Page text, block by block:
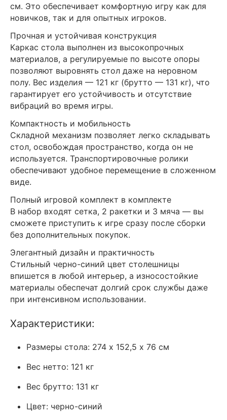
см. Это обеспечивает комфортную игру как для
новичков, так и для опытных игроков.
Прочная и устойчивая конструкция
Каркас стола выполнен из высокопрочных
материалов, а регулируемые по высоте опоры
позволяют выровнять стол даже на неровном
полу. Вес изделия — 121 кг (брутто — 131 кг), что
гарантирует его устойчивость и отсутствие
вибраций во время игры.
Компактность и мобильность
Складной механизм позволяет легко складывать
стол, освобождая пространство, когда он не
используется. Транспортировочные ролики
обеспечивают удобное перемещение в сложенном
виде.
Полный игровой комплект в комплекте
В набор входят сетка, 2 ракетки и 3 мяча — вы
сможете приступить к игре сразу после сборки
без дополнительных покупок.
Элегантный дизайн и практичность
Стильный черно-синий цвет столешницы
впишется в любой интерьер, а износостойкие
материалы обеспечат долгий срок службы даже
при интенсивном использовании.
Характеристики:
Размеры стола: 274 х 152,5 х 76 см
Вес нетто: 121 кг
Вес брутто: 131 кг
Цвет: черно-синий